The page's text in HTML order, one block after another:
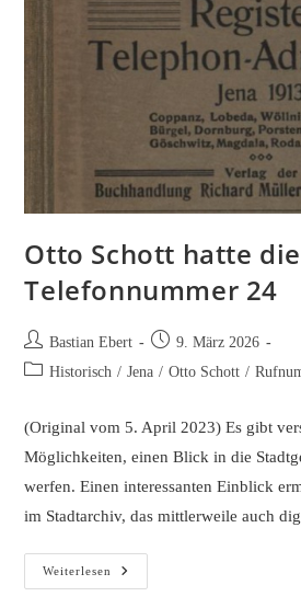
Otto Schott hatte die
Telefonnummer 24
Beitrags-
Autor:
Bastian Ebert
Beitrag
veröffentlicht:
9. März 2026
Beitrags-
Historisch / Jena / Otto Schott /
(Original vom 5. April 2023) Es gibt
Möglichkeiten, einen Blick in die
werfen. Einen interessanten Einblick
im Stadtarchiv, das mittlerweile auch
Weiterlesen
Otto
Schott